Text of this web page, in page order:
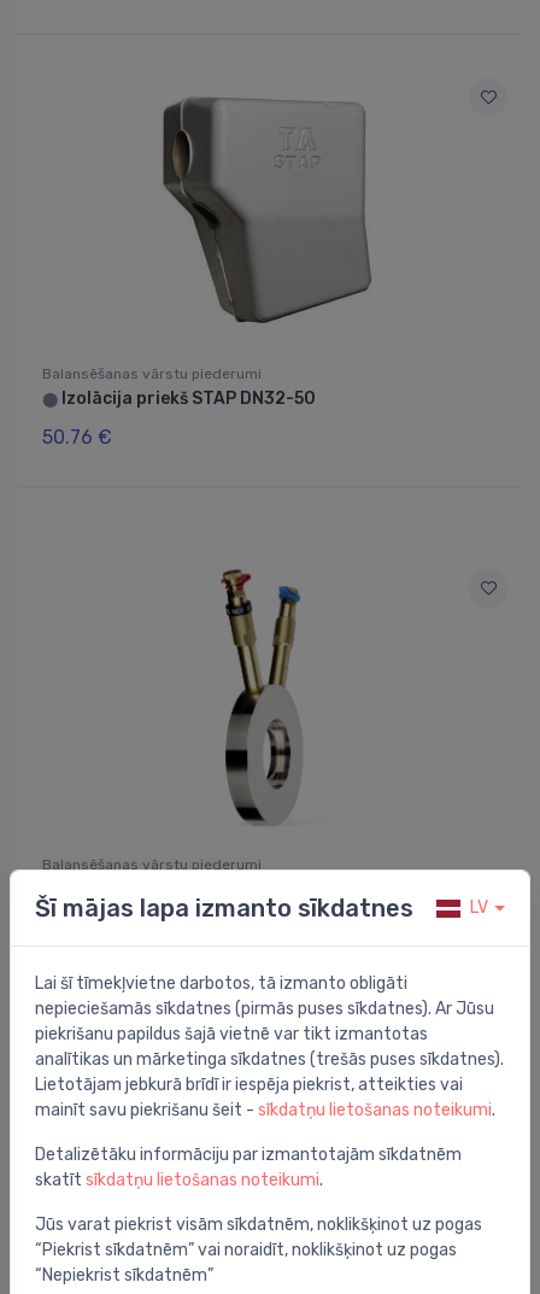
Balansēšanas vārstu piederumi
⬤ Izolācija priekš STAP DN32-50
50.76 €
Balansēšanas vārstu piederumi
277.07 €
Šī mājas lapa izmanto sīkdatnes LV
Lai šī tīmekļvietne darbotos, tā izmanto obligāti
nepieciešamās sīkdatnes (pirmās puses sīkdatnes). Ar Jūsu
piekrišanu papildus šajā vietnē var tikt izmantotas
analītikas un mārketinga sīkdatnes (trešās puses sīkdatnes).
Lietotājam jebkurā brīdī ir iespēja piekrist, atteikties vai
mainīt savu piekrišanu šeit - sīkdatņu lietošanas noteikumi.
Detalizētāku informāciju par izmantotajām sīkdatnēm
skatīt sīkdatņu lietošanas noteikumi.
Jūs varat piekrist visām sīkdatnēm, noklikšķinot uz pogas
“Piekrist sīkdatnēm” vai noraidīt, noklikšķinot uz pogas
“Nepiekrist sīkdatnēm”